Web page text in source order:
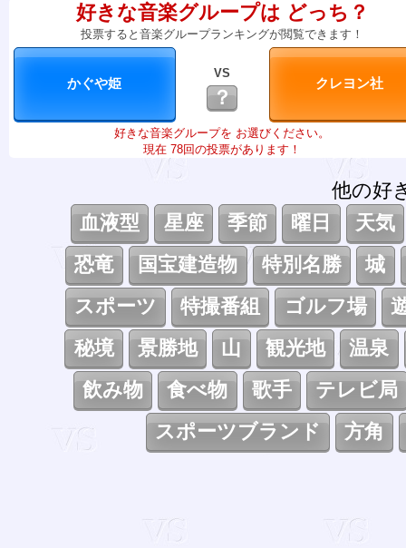
好きな音楽グループは どっち？
投票すると音楽グループランキングが閲覧できます！
VS
？
好きな音楽グループを お選びください。
現在 78回の投票があります！
他の好
血液型
星座 季節 曜日
天気
恐竜
国宝建造物 特別名勝
城
スポーツ
特撮番組 ゴルフ場
秘境
景勝地 山 観光地
温泉
飲み物
食べ物 歌手
テレビ局
スポーツブランド
方角